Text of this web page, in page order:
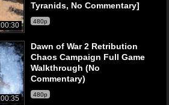
Tyranids, No Commentary]
480p
Dawn of War 2 Retribution
Chaos Campaign Full Game
Walkthrough (No
Commentary)
480p